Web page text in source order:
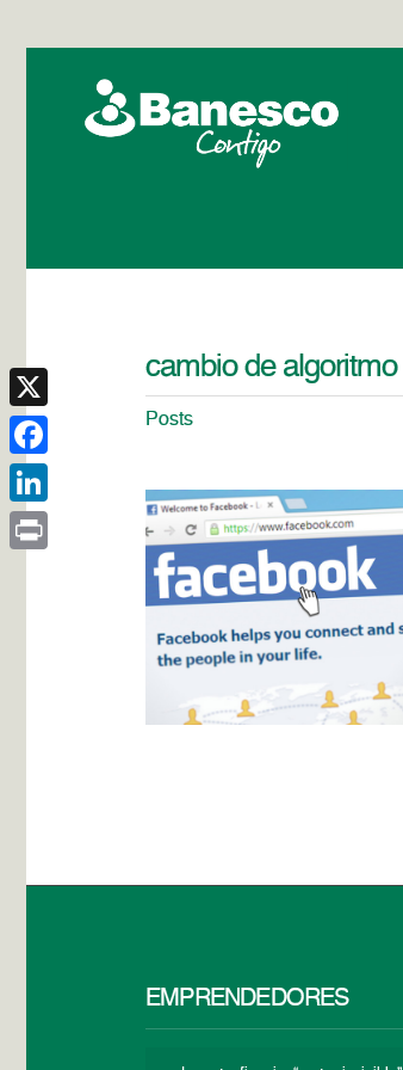
cambio de algoritmo
Posts
EMPRENDEDORES
X
Facebook
LinkedIn